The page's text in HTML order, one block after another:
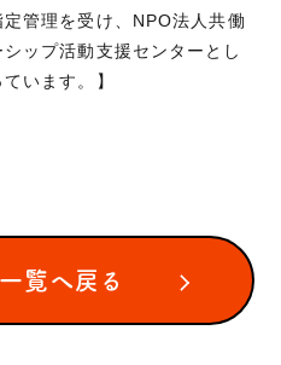
定管理を受け、NPO法人共働
ップ活動支援センターとし
います。】
覧へ戻る